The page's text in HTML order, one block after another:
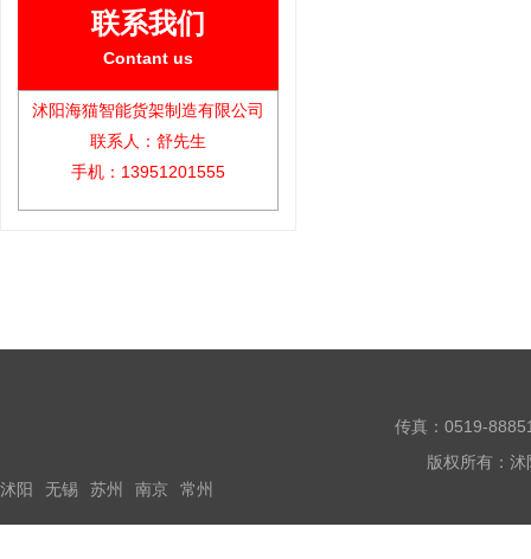
联系我们
Contant us
沭阳海猫智能货架制造有限公司
联系人：舒先生
手机：13951201555
传真：0519-
版权所有：
沭阳
无锡 苏州 南京 常州